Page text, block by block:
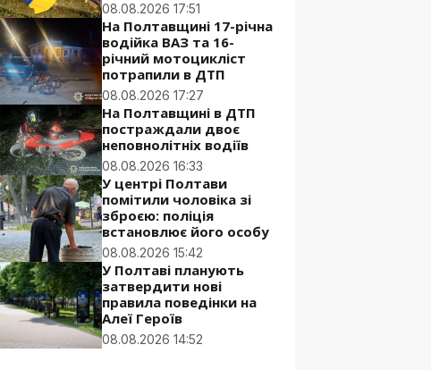
08.08.2026 17:51
На Полтавщині 17-річна
водійка ВАЗ та 16-
річний мотоцикліст
потрапили в ДТП
08.08.2026 17:27
На Полтавщині в ДТП
постраждали двоє
неповнолітніх водіїв
08.08.2026 16:33
У центрі Полтави
помітили чоловіка зі
зброєю: поліція
встановлює його особу
08.08.2026 15:42
У Полтаві планують
затвердити нові
правила поведінки на
Алеї Героїв
08.08.2026 14:52